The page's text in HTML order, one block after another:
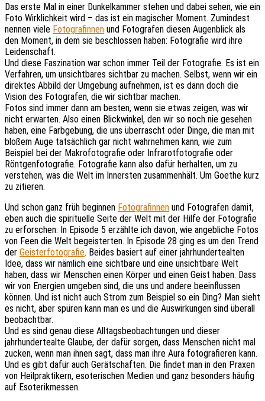
Das erste Mal in einer Dunkelkammer stehen und dabei sehen, wie ein
Foto Wirklichkeit wird – das ist ein magischer Moment. Zumindest
nennen viele Fotografinnen und Fotografen diesen Augenblick als
den Moment, in dem sie beschlossen haben: Fotografie wird ihre
Leidenschaft.
Und diese Faszination war schon immer Teil der Fotografie. Es ist ein
Verfahren, um unsichtbares sichtbar zu machen. Selbst, wenn wir ein
direktes Abbild der Umgebung aufnehmen, ist es dann doch die
Vision des Fotografen, die wir sichtbar machen.
Fotos sind immer dann am besten, wenn sie etwas zeigen, was wir
nicht erwarten. Also einen Blickwinkel, den wir so noch nie gesehen
haben, eine Farbgebung, die uns überrascht oder Dinge, die man mit
bloßem Auge tatsächlich gar nicht wahrnehmen kann, wie zum
Beispiel bei der Makrofotografie oder Infrarotfotografie oder
Röntgenfotografie. Fotografie kann also dafür herhalten, um zu
verstehen, was die Welt im Innersten zusammenhält. Um Goethe kurz
zu zitieren.
Und schon ganz früh beginnen Fotografinnen und Fotografen damit,
eben auch die spirituelle Seite der Welt mit der Hilfe der Fotografie
zu erforschen. In Episode 5 erzählte ich davon, wie angebliche Fotos
von Feen die Welt begeisterten. In Episode 28 ging es um den Trend
der Geisterfotografie. Beides basiert auf einer jahrhundertealten
Idee, dass wir nämlich eine sichtbare und eine unsichtbare Welt
haben, dass wir Menschen einen Körper und einen Geist haben. Dass
wir von Energien umgeben sind, die uns und andere beeinflussen
können. Und ist nicht auch Strom zum Beispiel so ein Ding? Man sieht
es nicht, aber spüren kann man es und die Auswirkungen sind überall
beobachtbar.
Und es sind genau diese Alltagsbeobachtungen und dieser
jahrhundertealte Glaube, der dafür sorgen, dass Menschen nicht mal
zucken, wenn man ihnen sagt, dass man ihre Aura fotografieren kann.
Und es gibt dafür auch Gerätschaften. Die findet man in den Praxen
von Heilpraktikern, esoterischen Medien und ganz besonders häufig
auf Esoterikmessen.